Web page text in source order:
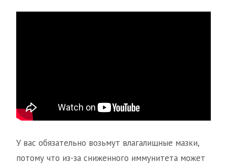
У вас обязательно возьмут влагалищные мазки,
потому что из-за сниженного иммунитета может